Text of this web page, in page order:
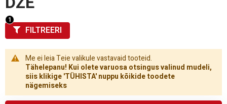
Me ei leia Teie valikule vastavaid tooteid.
Tähelepanu! Kui olete varuosa otsingus valinud mudeli,
siis klikige 'TÜHISTA' nuppu kõikide toodete
nägemiseks
FILTREERI